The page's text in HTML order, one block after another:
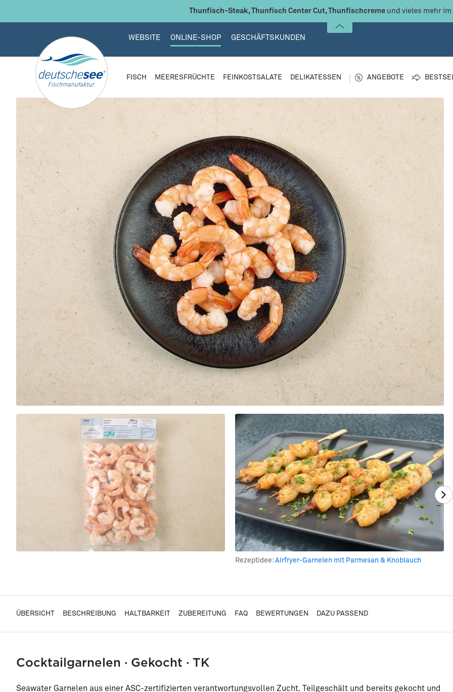
Thunfisch-Steak, Thunfisch Center Cut, Thunfischcreme und vieles mehr im
WEBSITE ONLINE-SHOP GESCHÄFTSKUNDEN
FISCH MEERESFRÜCHTE FEINKOSTSALATE DELIKATESSEN ANGEBOTE
Rezeptidee: Airfryer-Garnelen mit Parmesan & Knoblauch
ÜBERSICHT BESCHREIBUNG HALTBARKEIT ZUBEREITUNG FAQ BEWERTUNGEN DAZU PASSEND
Cocktailgarnelen · Gekocht · TK
Seawater Garnelen aus einer ASC-zertifizierten verantwortungsvollen Zucht. Teilgeschält und bereits gekocht und